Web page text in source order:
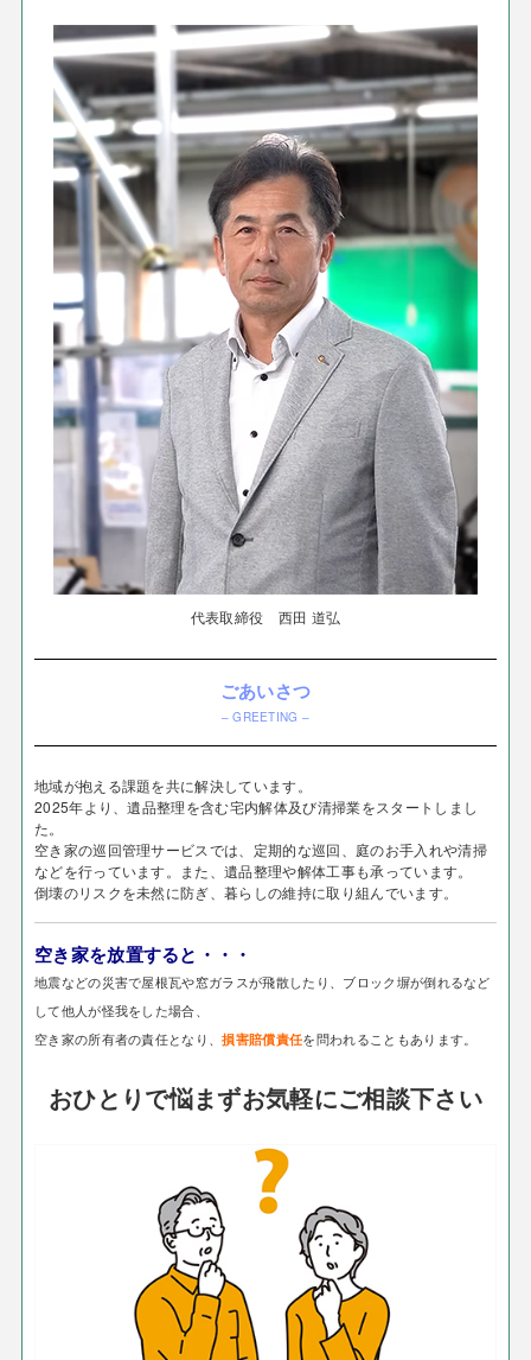
代表取締役 西田 道弘
ごあいさつ
– GREETING –
地域が抱える課題を共に解決しています。
2025年より、遺品整理を含む宅内解体及び清掃業をスタートしまし
た。
空き家の巡回管理サービスでは、定期的な巡回、庭のお手入れや清掃
などを行っています。また、遺品整理や解体工事も承っています。
倒壊のリスクを未然に防ぎ、暮らしの維持に取り組んでいます。
空き家を放置すると・・・
地震などの災害で屋根瓦や窓ガラスが飛散したり、ブロック塀が倒れるなど
して他人が怪我をした場合、
空き家の所有者の責任となり、損害賠償責任を問われることもあります。
おひとりで悩まずお気軽にご相談下さい